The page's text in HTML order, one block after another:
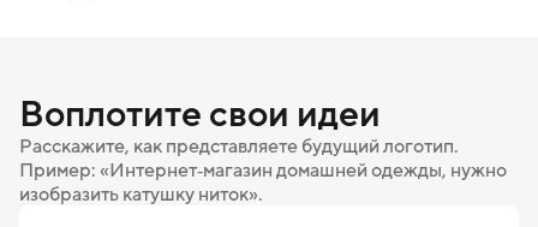
Воплотите свои идеи
Расскажите, как представляете будущий логотип.
Пример: «Интернет‑магазин домашней одежды, нужно
изобразить катушку ниток».